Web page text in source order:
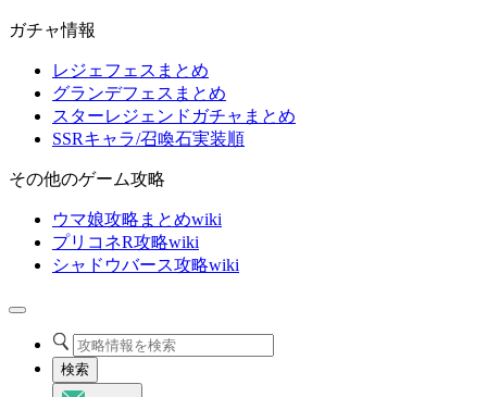
ガチャ情報
レジェフェスまとめ
グランデフェスまとめ
スターレジェンドガチャまとめ
SSRキャラ/召喚石実装順
その他のゲーム攻略
ウマ娘攻略まとめwiki
プリコネR攻略wiki
シャドウバース攻略wiki
検索